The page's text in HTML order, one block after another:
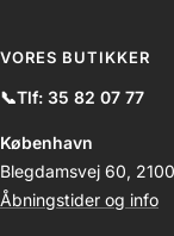
VORES BUTIKKER
📞Tlf: 35 82 07 77
København
Blegdamsvej 60,
Åbningstider og info